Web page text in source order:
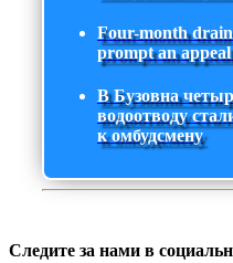
Four-month
prompt an
В Бузовна
водоотводу
к омбудсмену
Следите за нами в